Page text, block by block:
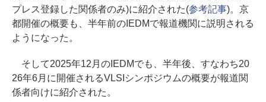
プレス登録した関係者のみ)に紹介された(参考記事)。京
都開催の概要も、半年前のIEDMで報道機関に説明される
ようになった。
そして2025年12月のIEDMでも、半年後、すなわち20
26年6月に開催されるVLSIシンポジウムの概要が報道関
係者向けに紹介された。